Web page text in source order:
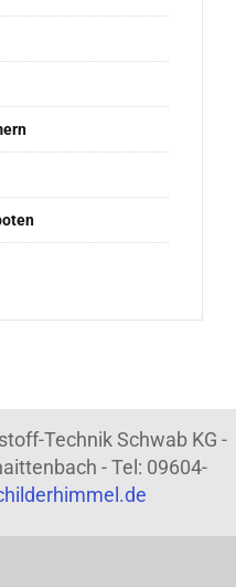
Technik Schwab KG -
- Tel: 09604-